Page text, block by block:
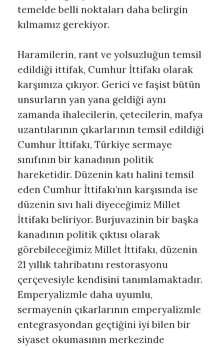
temelde belli noktaları daha belirgin
kılmamız gerekiyor.
Haramilerin, rant ve yolsuzluğun temsil
edildiği ittifak, Cumhur İttifakı olarak
karşımıza çıkıyor. Gerici ve faşist bütün
unsurların yan yana geldiği aynı
zamanda ihalecilerin, çetecilerin, mafya
uzantılarının çıkarlarının temsil edildiği
Cumhur İttifakı, Türkiye sermaye
sınıfının bir kanadının politik
hareketidir. Düzenin katı halini temsil
eden Cumhur İttifakı’nın karşısında ise
düzenin sıvı hali diyeceğimiz Millet
İttifakı beliriyor. Burjuvazinin bir başka
kanadının politik çıktısı olarak
görebileceğimiz Millet İttifakı, düzenin
21 yıllık tahribatını restorasyonu
çerçevesiyle kendisini tanımlamaktadır.
Emperyalizmle daha uyumlu,
sermayenin çıkarlarının emperyalizmle
entegrasyondan geçtiğini iyi bilen bir
siyaset okumasının merkezinde